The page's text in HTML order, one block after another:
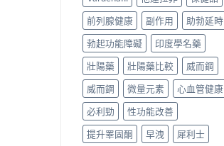
買
指
南〉
中
南〉
中
時
噴
霧
購
買
南〉
前列腺健康
副作用
助勃延時
勃起功能障礙
印度學名藥
壯陽藥
壯陽藥比較
威而鋼
威而鋼
微量元素
心血管健康
必利勁
性功能改善
提升睪固酮
早洩
犀利士